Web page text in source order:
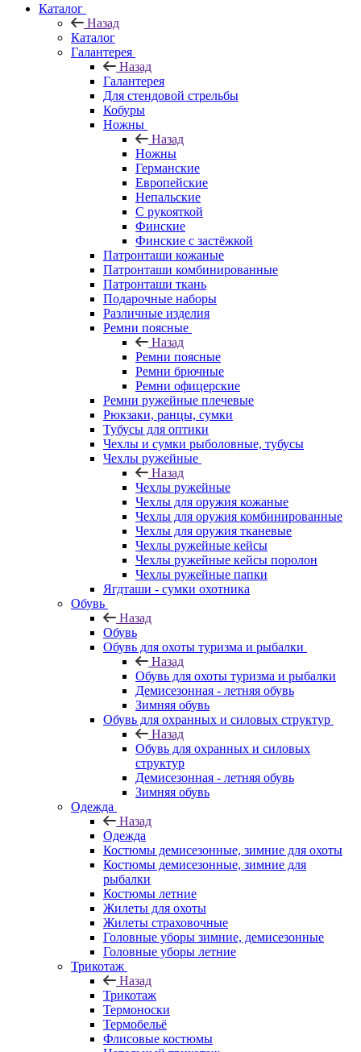
Каталог
Назад
Каталог
Галантерея
Назад
Галантерея
Для стендовой стрельбы
Кобуры
Ножны
Назад
Ножны
Германские
Европейские
Непальские
С рукояткой
Финские
Финские с застёжкой
Патронташи кожаные
Патронташи комбинированные
Патронташи ткань
Подарочные наборы
Различные изделия
Ремни поясные
Назад
Ремни поясные
Ремни брючные
Ремни офицерские
Ремни ружейные плечевые
Рюкзаки, ранцы, сумки
Тубусы для оптики
Чехлы и сумки рыболовные, тубусы
Чехлы ружейные
Назад
Чехлы ружейные
Чехлы для оружия кожаные
Чехлы для оружия комбинированные
Чехлы для оружия тканевые
Чехлы ружейные кейсы
Чехлы ружейные кейсы поролон
Чехлы ружейные папки
Ягдташи - сумки охотника
Обувь
Назад
Обувь
Обувь для охоты туризма и рыбалки
Назад
Обувь для охоты туризма и рыбалки
Демисезонная - летняя обувь
Зимняя обувь
Обувь для охранных и силовых структур
Назад
Обувь для охранных и силовых
структур
Демисезонная - летняя обувь
Зимняя обувь
Одежда
Назад
Одежда
Костюмы демисезонные, зимние для охоты
Костюмы демисезонные, зимние для
рыбалки
Костюмы летние
Жилеты для охоты
Жилеты страховочные
Головные уборы зимние, демисезонные
Головные уборы летние
Трикотаж
Назад
Трикотаж
Термоноски
Термобельё
Флисовые костюмы